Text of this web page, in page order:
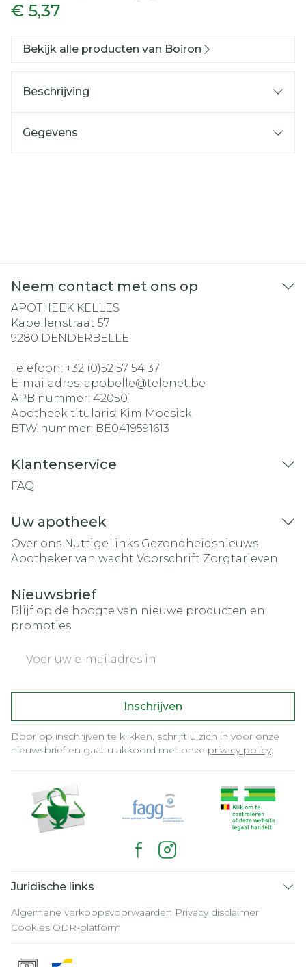
€ 5,37
Bekijk alle producten van Boiron
Beschrijving
Gegevens
Neem contact met ons op
APOTHEEK KELLES
Kapellenstraat 57
9280 DENDERBELLE
Telefoon: +32 (0)52 57 54 37
E-mailadres: apobelle@telenet.be
APB nummer: 420501
Apotheek titularis: Kim Moesick
BTW nummer: BE0419591613
Klantenservice
FAQ
Uw apotheek
Over ons Nuttige links Gezondheidsnieuws
Apotheker van wacht Voorschrift Zorgtarieven
Nieuwsbrief
Blijf op de hoogte van nieuwe producten en
promoties
Inschrijven
Door op inschrijven te klikken, schrijft u zich in voor onze
nieuwsbrief en gaat u akkoord met onze privacy policy.
Juridische links
Algemene verkoopsvoorwaarden Privacy disclaimer
Cookies ODR-platform